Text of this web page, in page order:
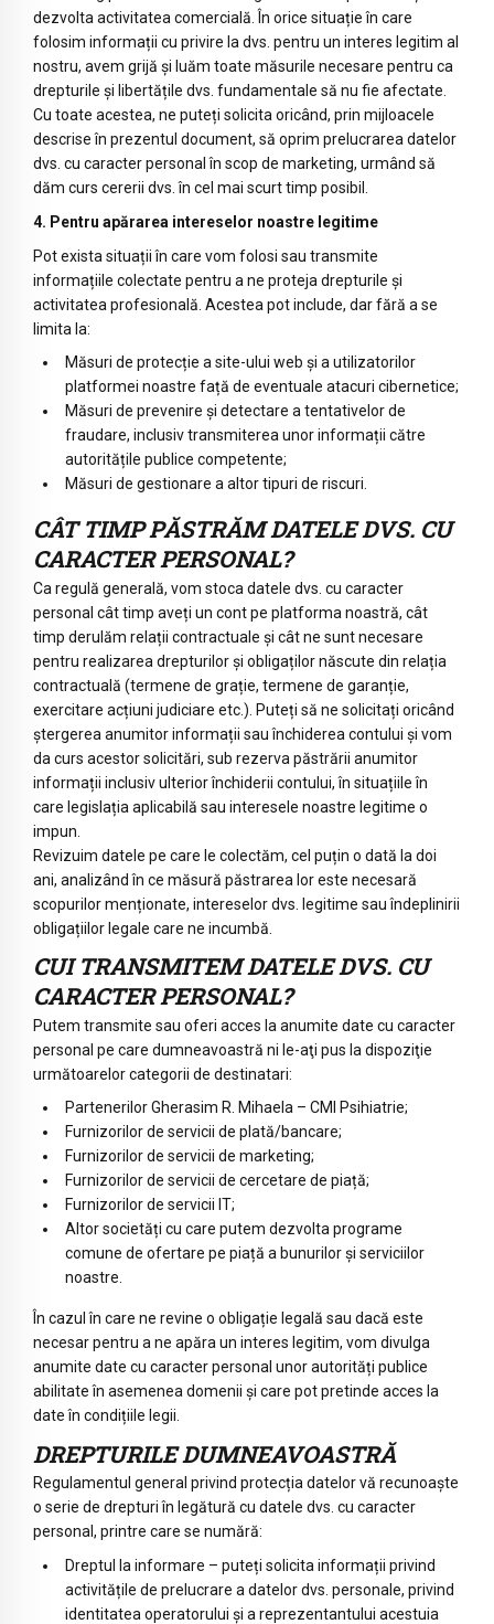
dezvolta activitatea comercială. În orice situație în care
folosim informații cu privire la dvs. pentru un interes legitim al
nostru, avem grijă și luăm toate măsurile necesare pentru ca
drepturile și libertățile dvs. fundamentale să nu fie afectate.
Cu toate acestea, ne puteți solicita oricând, prin mijloacele
descrise în prezentul document, să oprim prelucrarea datelor
dvs. cu caracter personal în scop de marketing, urmând să
dăm curs cererii dvs. în cel mai scurt timp posibil.
4. Pentru apărarea intereselor noastre legitime
Pot exista situații în care vom folosi sau transmite
informațiile colectate pentru a ne proteja drepturile și
activitatea profesională. Acestea pot include, dar fără a se
limita la:
Măsuri de protecție a site-ului web și a utilizatorilor
platformei noastre față de eventuale atacuri cibernetice;
Măsuri de prevenire și detectare a tentativelor de
fraudare, inclusiv transmiterea unor informații către
autoritățile publice competente;
Măsuri de gestionare a altor tipuri de riscuri.
CÂT TIMP PĂSTRĂM DATELE DVS. CU
CARACTER PERSONAL?
Ca regulă generală, vom stoca datele dvs. cu caracter
personal cât timp aveți un cont pe platforma noastră, cât
timp derulăm relații contractuale și cât ne sunt necesare
pentru realizarea drepturilor și obligaților născute din relația
contractuală (termene de grație, termene de garanție,
exercitare acțiuni judiciare etc.). Puteți să ne solicitați oricând
ștergerea anumitor informații sau închiderea contului și vom
da curs acestor solicitări, sub rezerva păstrării anumitor
informații inclusiv ulterior închiderii contului, în situațiile în
care legislația aplicabilă sau interesele noastre legitime o
impun.
Revizuim datele pe care le colectăm, cel puțin o dată la doi
ani, analizând în ce măsură păstrarea lor este necesară
scopurilor menționate, intereselor dvs. legitime sau îndeplinirii
obligațiilor legale care ne incumbă.
CUI TRANSMITEM DATELE DVS. CU
CARACTER PERSONAL?
Putem transmite sau oferi acces la anumite date cu caracter
personal pe care dumneavoastră ni le-aţi pus la dispoziţie
următoarelor categorii de destinatari:
Partenerilor Gherasim R. Mihaela – CMI Psihiatrie;
Furnizorilor de servicii de plată/bancare;
Furnizorilor de servicii de marketing;
Furnizorilor de servicii de cercetare de piață;
Furnizorilor de servicii IT;
Altor societăți cu care putem dezvolta programe
comune de ofertare pe piață a bunurilor și serviciilor
noastre.
În cazul în care ne revine o obligație legală sau dacă este
necesar pentru a ne apăra un interes legitim, vom divulga
anumite date cu caracter personal unor autorități publice
abilitate în asemenea domenii și care pot pretinde acces la
date în condițiile legii.
DREPTURILE DUMNEAVOASTRĂ
Regulamentul general privind protecția datelor vă recunoaște
o serie de drepturi în legătură cu datele dvs. cu caracter
personal, printre care se numără:
Dreptul la informare – puteți solicita informații privind
activitățile de prelucrare a datelor dvs. personale, privind
identitatea operatorului și a reprezentantului acestuia